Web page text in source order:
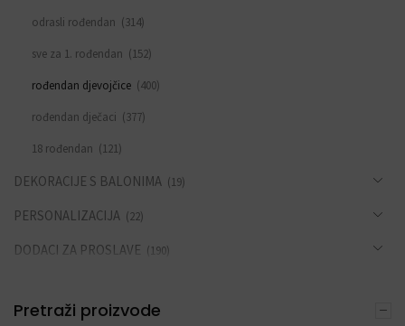
odrasli rođendan (314)
sve za 1. rođendan (152)
rođendan djevojčice (400)
rođendan dječaci (377)
18 rođendan (121)
DEKORACIJE S BALONIMA (19)
PERSONALIZACIJA (22)
DODACI ZA PROSLAVE (190)
Pretraži proizvode